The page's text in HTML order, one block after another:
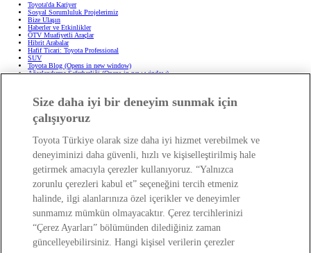
Toyota'da Kariyer
Sosyal Sorumluluk Projelerimiz
Bize Ulaşın
Haberler ve Etkinlikler
ÖTV Muafiyetli Araçlar
Hibrit Arabalar
Hafif Ticari: Toyota Professional
SUV
Toyota Blog (Opens in new window)
Ağaçlandırma Seferberliği(Opens in new window)
Yasal Bilgilendirme
Yasal Uyarı ve Bilgilendirme
Çerez Politikası
Kişisel Veri Paylaşımı ve İletişim İzni
Bilgi Toplumu Hizmetleri
(Opens in new window)
TAKATA Hava Yastığı Geri Çağırma
Kalite Standartları
Web Erişilebilirlik Beyanı
Size daha iyi bir deneyim sunmak için
çalışıyoruz
Toyota Türkiye olarak size daha iyi hizmet verebilmek ve
deneyiminizi daha güvenli, hızlı ve kişiselleştirilmiş hale
getirmek amacıyla çerezler kullanıyoruz. “Yalnızca
zorunlu çerezleri kabul et” seçeneğini tercih etmeniz
halinde, ilgi alanlarınıza özel içerikler ve deneyimler
sunmamız mümkün olmayacaktır. Çerez tercihlerinizi
“Çerez Ayarları” bölümünden dilediğiniz zaman
güncelleyebilirsiniz. Hangi kişisel verilerin çerezler